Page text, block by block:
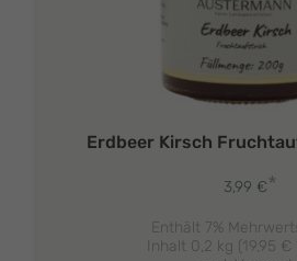
Erdbeer Kirsch
3,99 €*
Enthält 7%
Inhalt 0,2 kg (19,95 €